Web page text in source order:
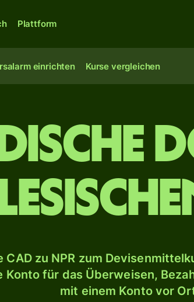
Plattform
einrichten Kurse vergleichen
CAD zu NPR zum
Konto für das Überweisen,
mit einem Konto vor